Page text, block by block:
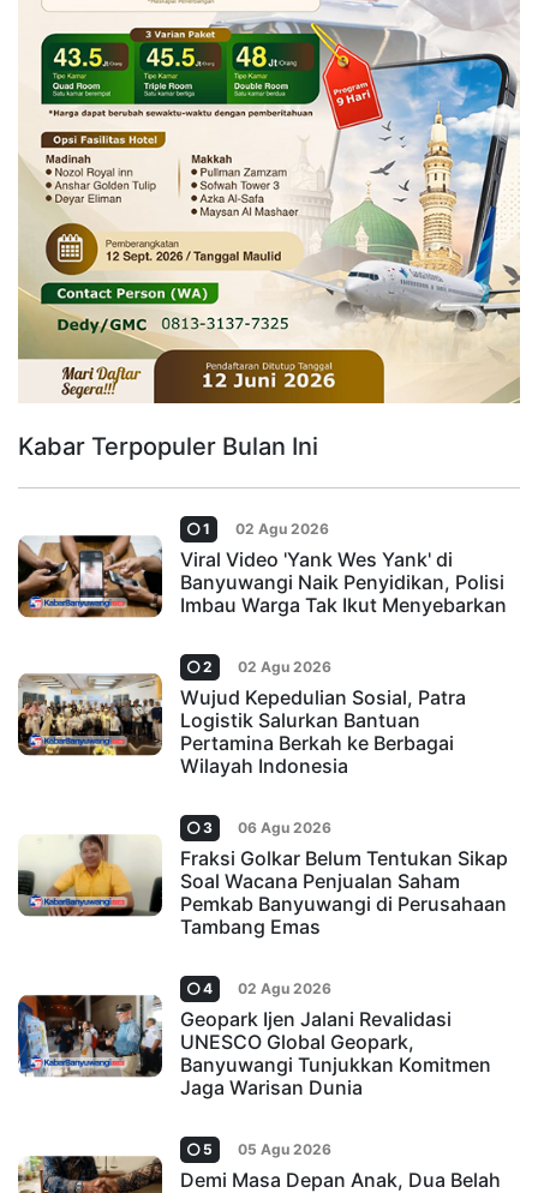
Kabar Terpopuler Bulan Ini
1 02 Agu 2026
Viral Video 'Yank Wes Yank' di
Banyuwangi Naik Penyidikan, Polisi
Imbau Warga Tak Ikut Menyebarkan
2 02 Agu 2026
Wujud Kepedulian Sosial, Patra
Logistik Salurkan Bantuan
Pertamina Berkah ke Berbagai
Wilayah Indonesia
3 06 Agu 2026
Fraksi Golkar Belum Tentukan Sikap
Soal Wacana Penjualan Saham
Pemkab Banyuwangi di Perusahaan
Tambang Emas
4 02 Agu 2026
Geopark Ijen Jalani Revalidasi
UNESCO Global Geopark,
Banyuwangi Tunjukkan Komitmen
Jaga Warisan Dunia
5 05 Agu 2026
Demi Masa Depan Anak, Dua Belah